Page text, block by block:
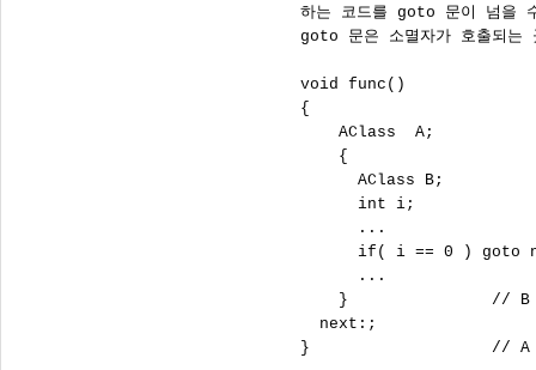
하는 코드를 goto 문이 넘을
goto 문은 소멸자가 호출되는
      void func()
      {
          AClass  A;
          {
            AClass B;
            int i;
            ...
if( i == 0 ) goto
            ...
}               // B
        next:;
}                   // A